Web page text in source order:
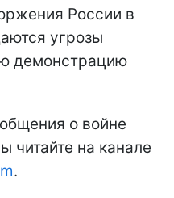
России в
угрозы
демонстрацию
о войне
читайте на канале
.